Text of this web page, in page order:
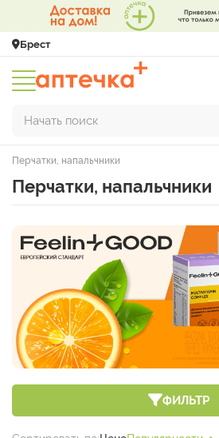
Брест
Начать поиск
Перчатки, напальчники
Перчатки, напальчники
ФИЛЬТР